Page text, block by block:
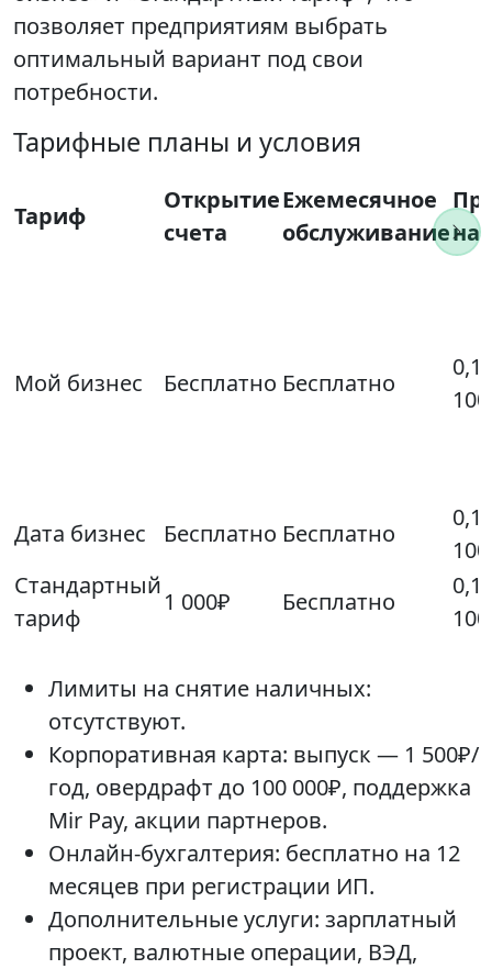
позволяет предприятиям выбрать
оптимальный вариант под свои
потребности.
Тарифные планы и условия
Тариф
Открытие
счета
Ежемесячное
обслуживание
Мой бизнес Бесплатно Бесплатно
Дата бизнес Бесплатно Бесплатно
Стандартный
тариф
1 000₽ Бесплатно
Лимиты на снятие наличных:
отсутствуют.
Корпоративная карта: выпуск — 1 500₽/
год, овердрафт до 100 000₽, поддержка
Mir Pay, акции партнеров.
Онлайн-бухгалтерия: бесплатно на 12
месяцев при регистрации ИП.
Дополнительные услуги: зарплатный
проект, валютные операции, ВЭД,